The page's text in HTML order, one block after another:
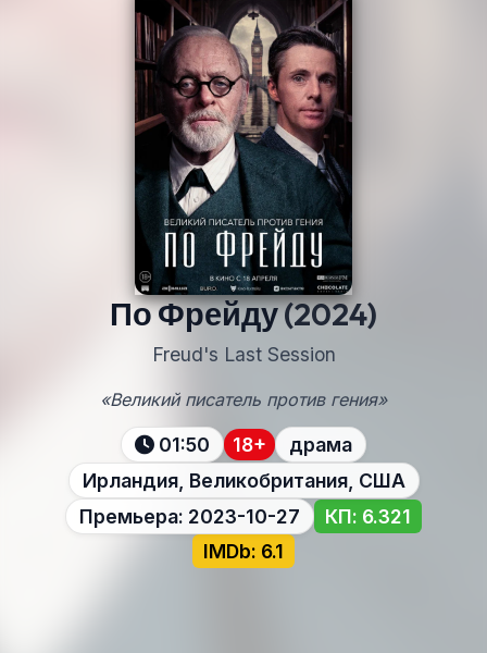
По Фрейду(2024)
Freud's Last Session
«Великий писатель против гения»
01:50 18+
драма
Ирландия, Великобритания, США
Премьера: 2023-10-27
КП: 6.321
IMDb: 6.1